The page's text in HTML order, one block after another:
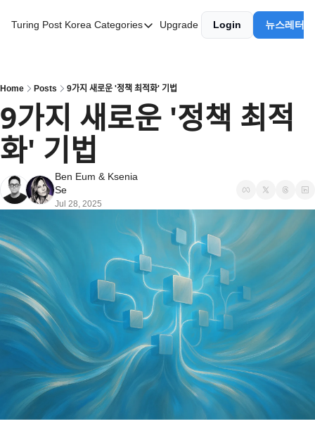
Turing Post Korea Categories
Categories
AI 에이전트
AI 101
"Froth on the Daydream"
GenAI Unicorns
Global AI Affairs
Interviews with Innovators
Twitter Library
Upgrade Login 뉴스레터
Home Posts 9가지 새로운 '정책 최적화' 기법
9가지 새로운 '정책 최적
화' 기법
Ben Eum & Ksenia
Se
Jul 28, 2025